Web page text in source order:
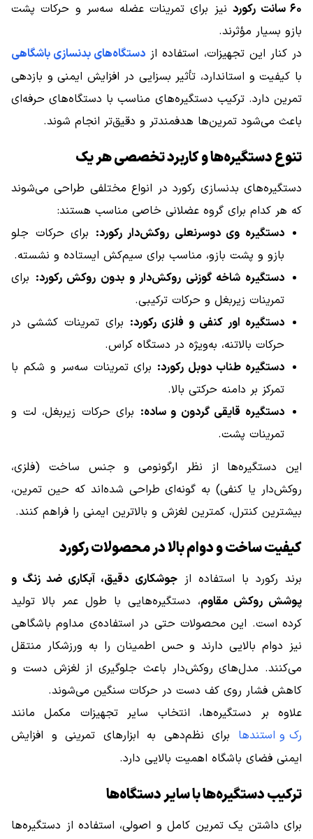
۶۰ سانت رکورد
نیز برای تمرینات عضله سه‌سر و حرکات پشت
بازو بسیار مؤثرند.
در کنار این تجهیزات، استفاده از دستگاه‌های بدنسازی باشگاهی
با کیفیت و استاندارد، تأثیر بسزایی در افزایش ایمنی و بازدهی
تمرین دارد. ترکیب دستگیره‌های مناسب با دستگاه‌های حرفه‌ای
باعث می‌شود تمرین‌ها هدفمندتر و دقیق‌تر انجام شوند.
تنوع دستگیره‌ها و کاربرد تخصصی هر یک
دستگیره‌های بدنسازی رکورد در انواع مختلفی طراحی می‌شوند
که هر کدام برای گروه عضلانی خاصی مناسب هستند:
دستگیره وی دوسرنعلی روکش‌دار رکورد: برای حرکات جلو
بازو و پشت بازو، مناسب برای سیم‌کش ایستاده و نشسته.
دستگیره شاخه گوزنی روکش‌دار و بدون روکش رکورد: برای
تمرینات زیربغل و حرکات ترکیبی.
دستگیره اور کنفی و فلزی رکورد: برای تمرینات کششی در
حرکات بالاتنه، به‌ویژه در دستگاه کراس.
دستگیره طناب دوبل رکورد: برای تمرینات سه‌سر و شکم با
تمرکز بر دامنه حرکتی بالا.
دستگیره قایقی گردون و ساده: برای حرکات زیربغل، لت و
تمرینات پشت.
این دستگیره‌ها از نظر ارگونومی و جنس ساخت (فلزی،
روکش‌دار یا کنفی) به گونه‌ای طراحی شده‌اند که حین تمرین،
بیشترین کنترل، کمترین لغزش و بالاترین ایمنی را فراهم کنند.
کیفیت ساخت و دوام بالا در محصولات رکورد
برند رکورد با استفاده ازجوشکاری دقیق، آبکاری ضد زنگ و
پوشش روکش مقاوم، دستگیره‌هایی با طول عمر بالا تولید
کرده است. این محصولات حتی در استفاده‌ی مداوم باشگاهی
نیز دوام بالایی دارند و حس اطمینان را به ورزشکار منتقل
می‌کنند. مدل‌های روکش‌دار باعث جلوگیری از لغزش دست و
کاهش فشار روی کف دست در حرکات سنگین می‌شوند.
علاوه بر دستگیره‌ها، انتخاب سایر تجهیزات مکمل مانند
رک و استندها برای نظم‌دهی به ابزارهای تمرینی و افزایش
ایمنی فضای باشگاه اهمیت بالایی دارد.
ترکیب دستگیره‌ها با سایر دستگاه‌ها
برای داشتن یک تمرین کامل و اصولی، استفاده از دستگیره‌ها